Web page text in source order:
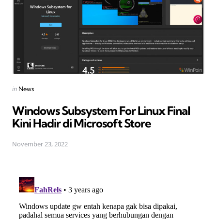
Posted
in News
Windows Subsystem For Linux Final
Kini Hadir di Microsoft Store
November 23, 2022